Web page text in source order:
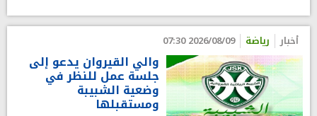
أخبار رياضة 2026/08/09 07:30
والي القيروان يدعو إلى
جلسة عمل للنظر في
وضعية الشبيبة
ومستقبلها